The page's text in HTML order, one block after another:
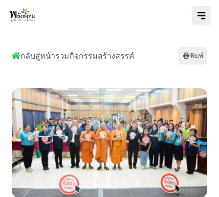
กลับสู่หน้ารวมกิจกรรมสร้างสรรค์ พิมพ์